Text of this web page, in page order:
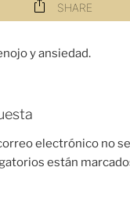
y ansiedad.
electrónico no
están